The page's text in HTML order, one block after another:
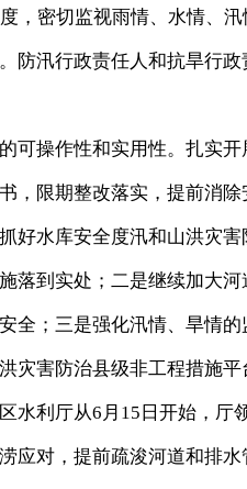
，密切监视雨情、水情、
防汛行政责任人和抗旱行
操作性和实用性。扎实开
，限期整改落实，提前消
好水库安全度汛和山洪灾
落到实处；二是继续加大
全；三是强化汛情、旱情
灾害防治县级非工程措施平
水利厅从6月15日开始，厅
应对，提前疏浚河道和排